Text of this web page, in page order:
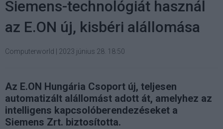
Siemens-technológiát használ
az E.ON új, kisbéri alállomása
Computerworld 2023 június 28. 18:50
Az E.ON Hungária Csoport új, teljesen
automatizált alállomást adott át, amelyhez az
intelligens kapcsolóberendezéseket a
Siemens Zrt. biztosította.